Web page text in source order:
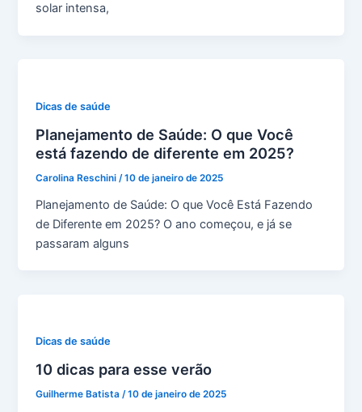
solar intensa,
Dicas de saúde
Planejamento de Saúde: O que Você
está fazendo de diferente em 2025?
Carolina Reschini /10 de janeiro de 2025
Planejamento de Saúde: O que Você Está Fazendo
de Diferente em 2025? O ano começou, e já se
passaram alguns
Dicas de saúde
10 dicas para esse verão
Guilherme Batista/10 de janeiro de 2025